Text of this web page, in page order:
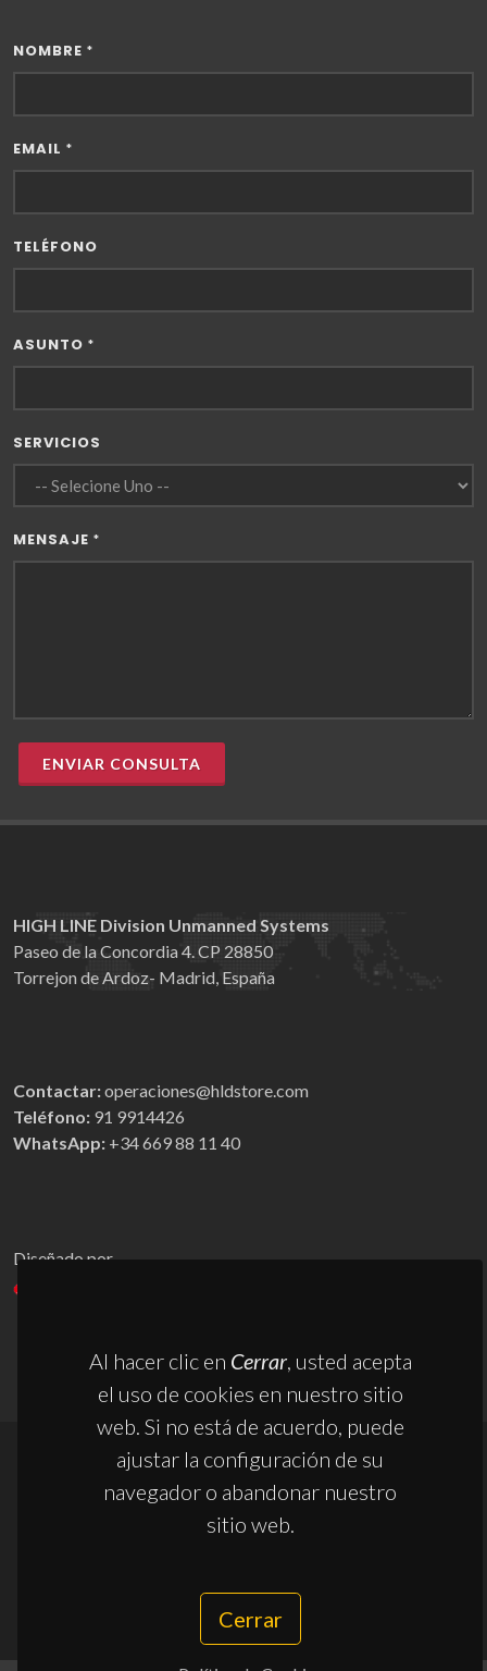
Al hacer clic en Cerrar, usted acepta
el uso de cookies en nuestro sitio
web. Si no está de acuerdo, puede
ajustar la configuración de su
navegador o abandonar nuestro
sitio web.
Cerrar
NOMBRE *
EMAIL *
TELÉFONO
ASUNTO *
SERVICIOS
MENSAJE *
ENVIAR CONSULTA
HIGH LINE Division Unmanned Systems
Paseo de la Concordia 4. CP 28850
Torrejon de Ardoz- Madrid, España
Contactar:operaciones@hldstore.com
Teléfono: 91 9914426
WhatsApp: +34 669 88 11 40
Diseñado por
Política de Cookies
Política de Privacidad